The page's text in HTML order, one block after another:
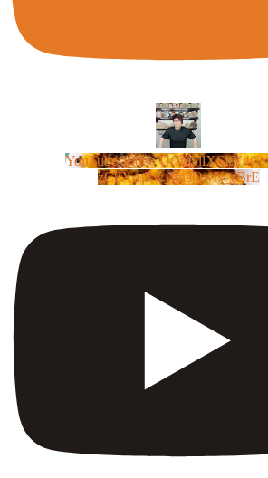
YouTube Video
zC8XosTw_huaQwN_rBrE